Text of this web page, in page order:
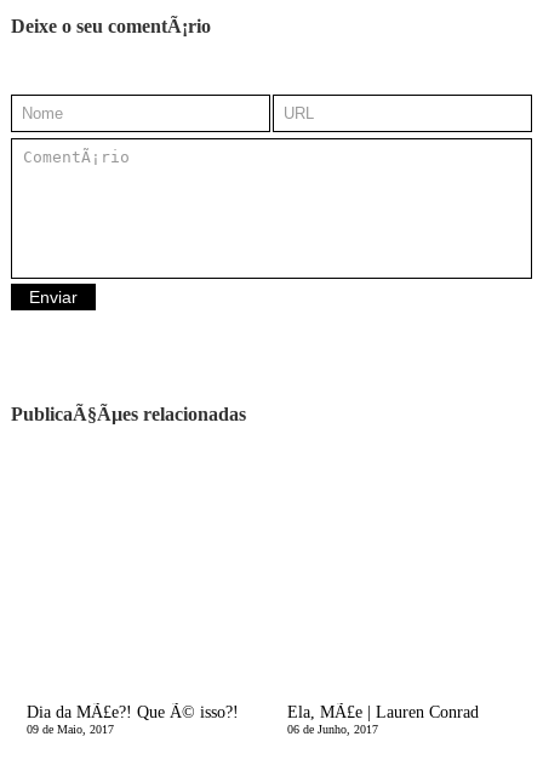
Deixe o seu comentÃ¡rio
PublicaÃ§Ãµes relacionadas
Dia da MÃ£e?! Que Ã© isso?!
09 de Maio, 2017
Ela, MÃ£e | Lauren Conrad
06 de Junho, 2017